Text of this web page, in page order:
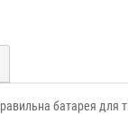
батарея для